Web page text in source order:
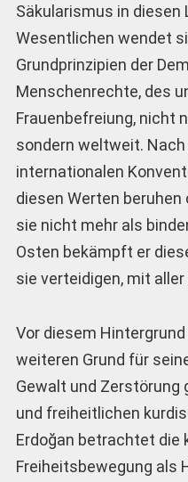
Säkularismus in diesen
Wesentlichen wendet
Grundprinzipien der
Menschenrechte, des
Frauenbefreiung, nicht
sondern weltweit.
internationalen
diesen Werten
sie nicht mehr als
Osten bekämpft er
sie verteidigen, mit aller
Vor diesem
weiteren Grund für
Gewalt und Zerstörung
und freiheitlichen
Erdoğan betrachtet die
Freiheitsbewegung als